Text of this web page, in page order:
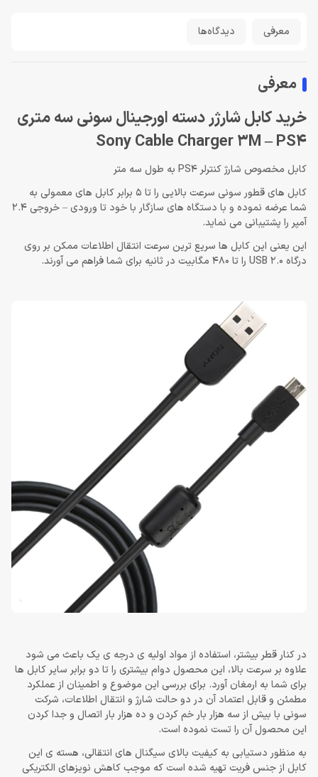
معرفی دیدگاه‌ها
معرفی
خرید کابل شارژر دسته اورجینال سونی سه متری
Sony Cable Charger 3M – PS4
کابل مخصوص شارژ کنترلر PS4 به طول سه متر
کابل های قطور سونی سرعت بالایی را تا 5 برابر کابل های معمولی به
شما عرضه نموده و با دستگاه های سازگار با خود تا ورودی – خروجی 2.4
آمپر را پشتیبانی می نماید.
این یعنی این کابل ها سریع ترین سرعت انتقال اطلاعات ممکن بر روی
درگاه USB 2.0 را تا 480 مگابیت در ثانیه برای شما فراهم می آورند.
در کنار قطر بیشتر، استفاده از مواد اولیه ی درجه ی یک باعث می شود
علاوه بر سرعت بالا، این محصول دوام بیشتری را تا دو برابر سایر کابل ها
برای شما به ارمغان آورد. برای بررسی این موضوع و اطمینان از عملکرد
مطمئن و قابل اعتماد آن در دو حالت شارژ و انتقال اطلاعات، شرکت
سونی با بیش از سه هزار بار خم کردن و ده هزار بار اتصال و جدا کردن
این محصول آن را تست نموده است.
به منظور دستیابی به کیفیت بالای سیگنال های انتقالی، هسته ی این
کابل از جنس فریت تهیه شده است که موجب کاهش نویزهای الکتریکی